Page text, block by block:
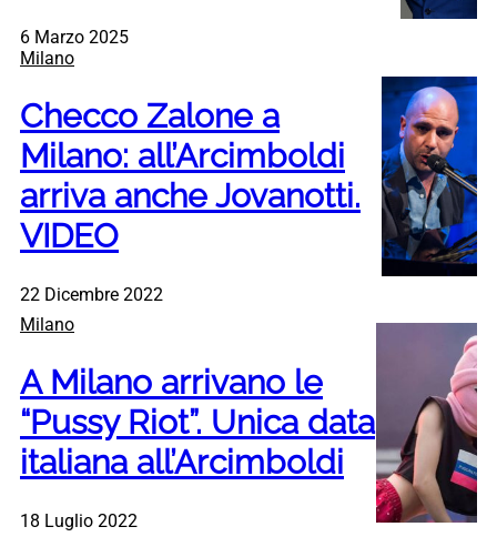
6 Marzo 2025
Milano
Checco Zalone a
Milano: all’Arcimboldi
arriva anche Jovanotti.
VIDEO
22 Dicembre 2022
Milano
A Milano arrivano le
“Pussy Riot”. Unica data
italiana all’Arcimboldi
18 Luglio 2022